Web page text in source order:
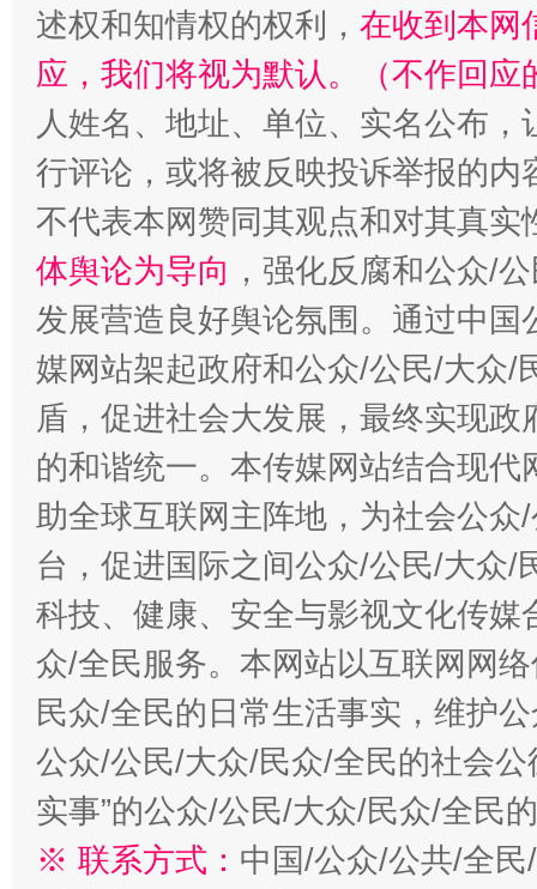
述权和知情权的权利， 在收到本网
应，我们将视为默认。（不作回应
人姓名、地址、单位、实名公布
行评论，或将被反映投诉举报的
不代表本网赞同其观点和对其真实
体舆论为导向 ，强化反腐和公众/
发展营造良好舆论氛围。通过中
媒网站架起政府和公众/公民/大众/
盾，促进社会大发展，最终实现
的和谐统一。本传媒网站结合现
助全球互联网主阵地，为社会公
台，促进国际之间公众/公民/大众/
科技、健康、安全与影视文化传
众/全民服务。本网站以互联网网
民众/全民的日常生活事实，维护
公众/公民/大众/民众/全民的社会公
实事”的公众/公民/大众/民众/全民
※ 联系方式： 中国/公众/公共/全